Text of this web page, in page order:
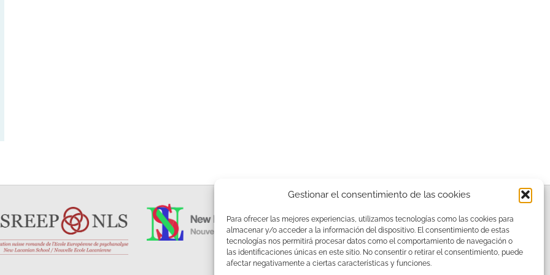
Gestionar el consentimiento de las cookies
Para ofrecer las mejores experiencias, utilizamos tecnologías como las cookies para
almacenar y/o acceder a la información del dispositivo. El consentimiento de estas
tecnologías nos permitirá procesar datos como el comportamiento de navegación o
las identificaciones únicas en este sitio. No consentir o retirar el consentimiento, puede
afectar negativamente a ciertas características y funciones.